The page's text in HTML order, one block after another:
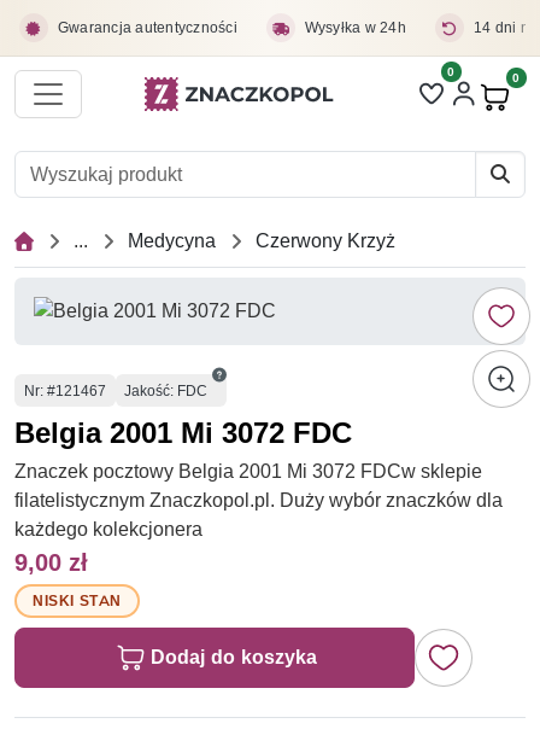
Gwarancja autentyczności Wysyłka w 24h 14 dni
Liczba pozycji
0 0
... Medycyna Czerwony Krzyż
Numer
Nr: #121467 Jakość: FDC
Belgia 2001 Mi 3072 FDC
Znaczek pocztowy Belgia 2001 Mi 3072 FDCw sklepie
filatelistycznym Znaczkopol.pl. Duży wybór znaczków dla
każdego kolekcjonera
9,00 zł
NISKI STAN
Dodaj do koszyka